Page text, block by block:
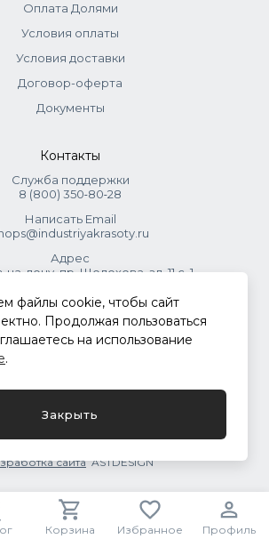
Корзина Избранное Профиль
Оплата Долями
Условия оплаты
Условия доставки
Договор-оферта
Документы
Контакты
Служба поддержки
8 (800) 350‑80‑28
Написать Email
Адрес
на-дону, пр. Шолохова, зд. 11 с. 1
Индустрия красоты.
.
сайтаASTDESIGN
файлы cookie, чтобы сайт
Продолжая пользоваться
на использование
.
Закрыть